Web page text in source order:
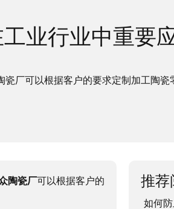
业行业中重要
厂可以根据客户的要求定制加工陶
陶瓷厂可以根据客户的
推荐
如何